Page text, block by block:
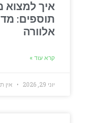
איך למצוא
תוספים:
אלוורה
קרא עוד »
יוני 29, 2026 אין